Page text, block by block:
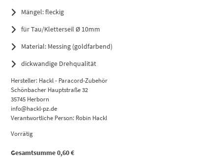
Mängel: fleckig
für Tau/Kletterseil Ø 10mm
Material: Messing (goldfarbend)
dickwandige Drehqualität
Hersteller: Hackl - Paracord-Zubehör
Schönbacher Hauptstraße 32
35745 Herborn
info@hackl-pz.de
Verantwortliche Person: Robin Hackl
Vorrätig
Gesamtsumme0,60€